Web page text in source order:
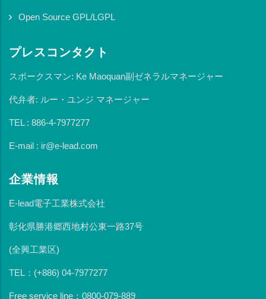
Open Source GPL/LGPL
プレスコンタクト
スポークスマン: Ke Maoquan副ゼネラルマネージャー
代弁者: ルー・ユンジ マネージャー
TEL : 886-4-7977277
E-mail : ir@e-lead.com
企業情報
E-lead電子工業株式会社
彰化県勝港郷西地村公東一路37号
(全興工業区)
TEL：(+886) 04-7977277
Free service line：0800-079-889